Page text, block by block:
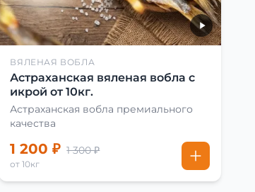
ВЯЛЕНАЯ ВОБЛА
Астраханская вяленая вобла с
икрой от 10кг.
Астраханская вобла премиального
качества
1 200 ₽ 1 300 ₽
от 10кг